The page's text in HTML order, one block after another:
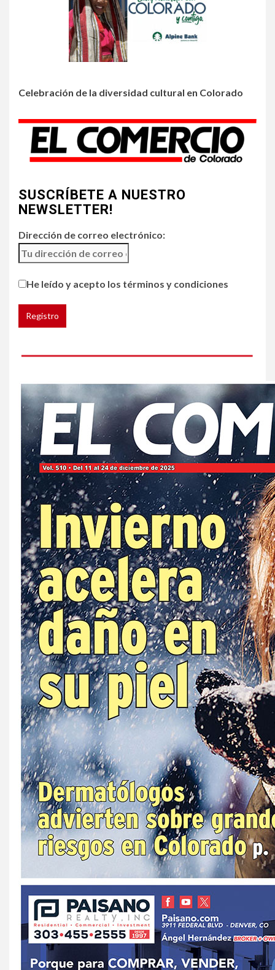
• HOGAR Y SALUD LOCAL NOTICIAS
Prevenga picaduras de
insectos de verano en
• HOGAR Y SALUD LOCAL NOTICIAS
Incendios y mala calidad del
aire amenazan Colorado
5 • ESTADOS UNIDOS
HOGAR Y SALUD
NOTICIAS
jalapeños de varios
restaurantes
Celebración de la diversidad cultural en Colorado
SUSCRÍBETE A NUESTRO
NEWSLETTER!
Dirección de correo electrónico:
He leído y acepto los términos y condiciones